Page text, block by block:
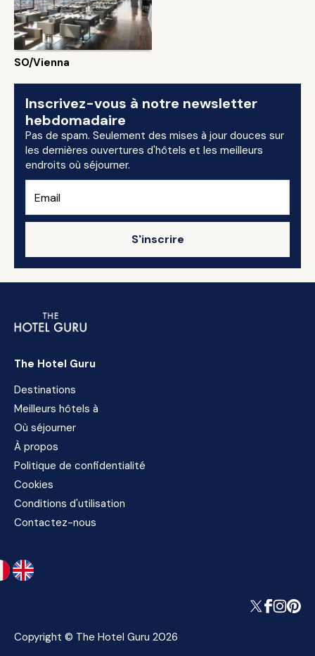
SO/Vienna
Inscrivez-vous à notre newsletter
hebdomadaire
Pas de spam. Seulement des mises à jour douces sur
les dernières ouvertures d'hôtels et les meilleurs
endroits où séjourner.
S'inscrire
The Hotel Guru
Destinations
Meilleurs hôtels à
Où séjourner
À propos
Politique de confidentialité
Cookies
Conditions d'utilisation
Contactez-nous
Copyright © The Hotel Guru 2026